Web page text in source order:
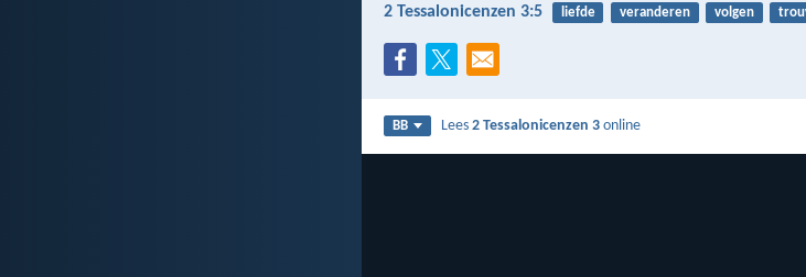
2 Tessalonicenzen 3:5 liefde veranderen volgen
BB Lees2 Tessalonicenzen 3 online